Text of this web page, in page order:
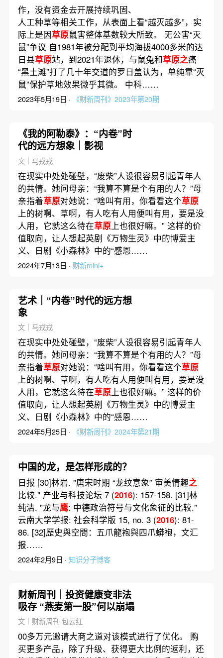
作，没有资金去开展持续巩固、
人工种草等相关工作，从表面上看“越灭越多”，实
际上是因草原鼠害整体基数较大所致。 无公害“灭
鼠”争议 自1981年被分配到平均海拔4000多米的达
日县草原站，到2021年退休，与鼠兔和草原之癌
“黑土滩”打了几十年交道的罗日盖认为，单纯靠“灭
鼠”保护草地效果微乎其微。 中科……
2023年5月19日 · 《财新周刊》2023年第20期
《我的阿勒泰》：“内卷”时
代的远方想象｜影视
文｜马戎戎
在现实中处处碰壁，“废柴”人设很容易引起青年人
的共情。她问母亲：“我算不算是个有用的人？”母
亲指着草原对她说：“啥叫有用，你看看这个草原
上的树啊、草啊，有人吃有人用便叫有用，要是没
人用，它就这么待在草原上也很好嘛。” 这样的价
值取向，让人想起英剧《万物生灵》中的博爱主
义、日剧《小森林》中的“感恩……
2024年7月13日 · 财新mini+
艺术｜“内卷”时代的远方想
象
文｜马戎戎
在现实中处处碰壁，“废柴”人设很容易引起青年人
的共情。她问母亲：“我算不算是个有用的人？”母
亲指着草原对她说：“啥叫有用，你看看这个草原
上的树啊、草啊，有人吃有人用便叫有用，要是没
人用，它就这么待在草原上也很好嘛。” 这样的价
值取向，让人想起英剧《万物生灵》中的博爱主
义、日剧《小森林》中的“感恩……
2024年5月25日 · 《财新周刊》2024年第21期
中国的龙，是怎样形成的？
日报 [30]林岩. "唐宋时期 “龙纹意象” 审美情趣之
比较." 产业与科技论坛 7 (2016): 157-158. [31]林
纯洁. "龙与鹰: 中德政治符号与文化象征的比较."
云南大学学报: 社会科学版 15, no. 3 (2016): 81-
86. [32]歷史與空間：五爪龍袍與四爪蟒袍，文汇
报……
2024年2月9日 · 知识分子博客
财新周刊｜投资健康变非法
吸存 “燕麦第一股”何以崩塌
文｜财新周刊 包云红
00多万元邀请大商之道对该模式进行了优化。 购
买更多产品，除了升级、获得更大比例的返利，还